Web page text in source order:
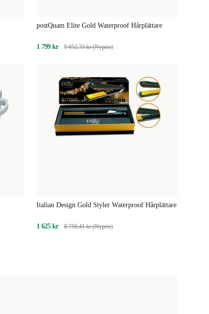
postQuam Elite Gold Waterproof Hårplättare
1 799 kr 9 852,33 kr (Nypris)
Italian Design Gold Styler Waterproof Hårplättare
1 625 kr 8 756,41 kr (Nypris)